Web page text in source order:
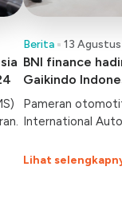
Berita 13
BNI finance
Gaikindo
Show (GIIAS)
Pameran
International
Berlangsung
Lihat